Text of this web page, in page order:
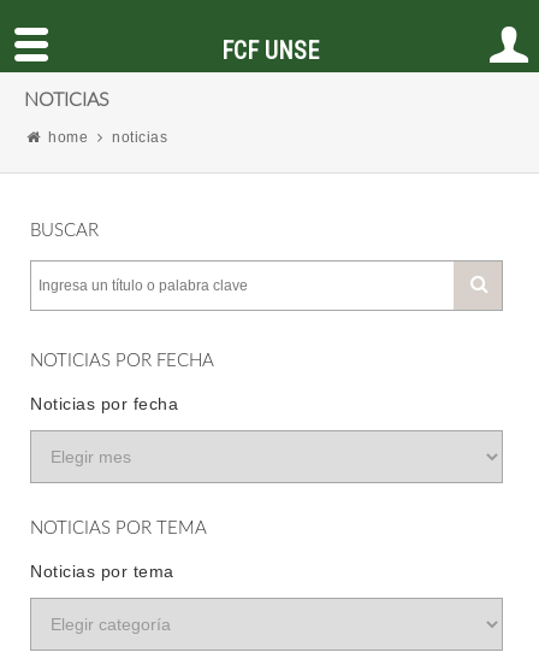
NOTICIAS
home noticias
BUSCAR
NOTICIAS POR FECHA
Noticias por fecha
NOTICIAS POR TEMA
Noticias por tema
FCF UNSE